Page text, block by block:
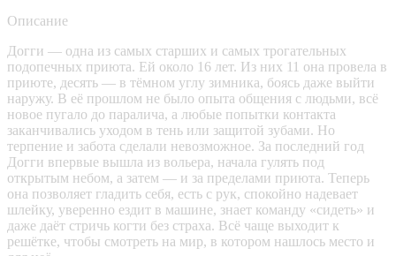
Описание
Догги — одна из самых старших и самых трогательных
подопечных приюта. Ей около 16 лет. Из них 11 она провела в
приюте, десять — в тёмном углу зимника, боясь даже выйти
наружу. В её прошлом не было опыта общения с людьми, всё
новое пугало до паралича, а любые попытки контакта
заканчивались уходом в тень или защитой зубами. Но
терпение и забота сделали невозможное. За последний год
Догги впервые вышла из вольера, начала гулять под
открытым небом, а затем — и за пределами приюта. Теперь
она позволяет гладить себя, есть с рук, спокойно надевает
шлейку, уверенно ездит в машине, знает команду «сидеть» и
даже даёт стричь когти без страха. Всё чаще выходит к
решётке, чтобы смотреть на мир, в котором нашлось место и